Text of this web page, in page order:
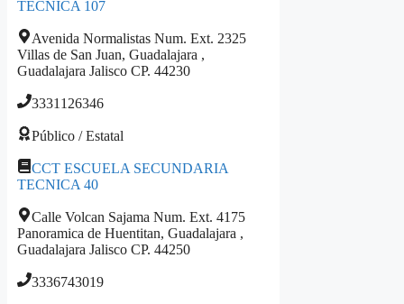
TECNICA 107
Avenida Normalistas Num. Ext. 2325
Villas de San Juan, Guadalajara ,
Guadalajara Jalisco CP. 44230
3331126346
Público / Estatal
CCT ESCUELA SECUNDARIA
TECNICA 40
Calle Volcan Sajama Num. Ext. 4175
Panoramica de Huentitan, Guadalajara ,
Guadalajara Jalisco CP. 44250
3336743019